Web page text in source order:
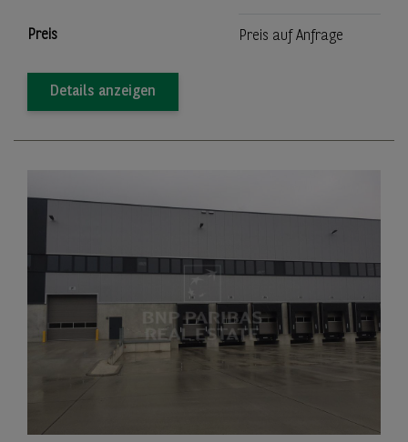
Preis Preis auf Anfrage
Details anzeigen